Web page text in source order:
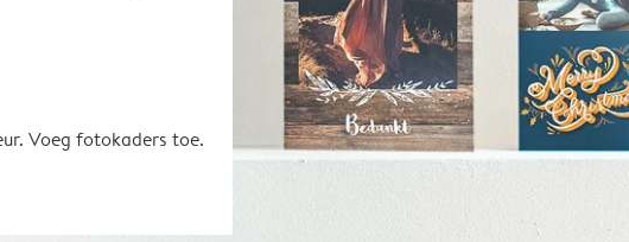
Voeg fotokaders toe.